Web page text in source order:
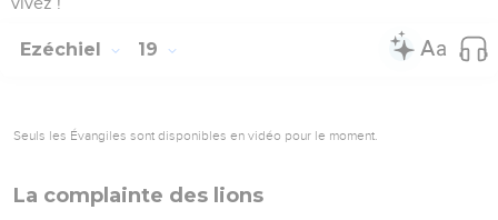
Ezéchiel 19
Seuls les Évangiles sont disponibles en vidéo pour le moment.
La complainte des lions